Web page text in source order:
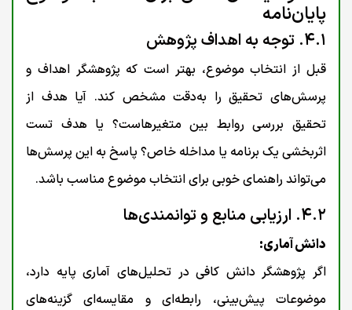
پایان‌نامه
۴.۱. توجه به اهداف پژوهش
قبل از انتخاب موضوع، بهتر است که پژوهشگر اهداف و
پرسش‌های تحقیق را به‌دقت مشخص کند. آیا هدف از
تحقیق بررسی روابط بین متغیرهاست؟ یا هدف تست
اثربخشی یک برنامه یا مداخله خاص؟ پاسخ به این پرسش‌ها
می‌تواند راهنمای خوبی برای انتخاب موضوع مناسب باشد.
۴.۲. ارزیابی منابع و توانمندی‌ها
دانش آماری:
اگر پژوهشگر دانش کافی در تحلیل‌های آماری پایه دارد،
موضوعات پیش‌بینی، رابطه‌ای و مقایسه‌ای گزینه‌های